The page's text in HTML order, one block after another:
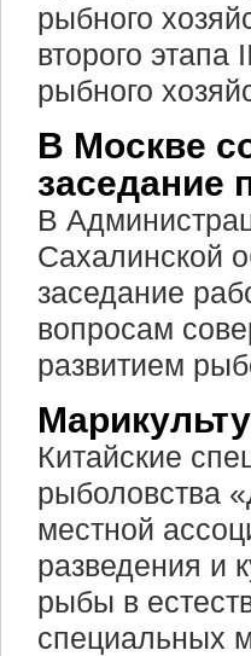
рыбного
второго этапа
рыбного
В Москве
заседание
В
Сахалинской
заседание
вопросам
развитием
Китайские
рыболовства
местной
разведения и
рыбы в
специальных